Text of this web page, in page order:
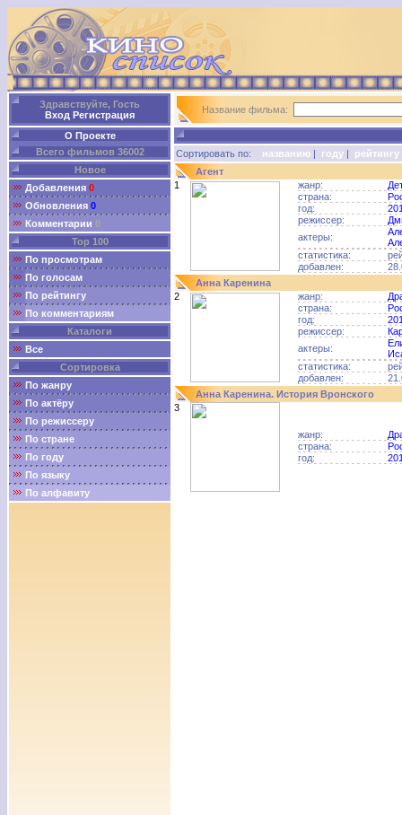
Здравствуйте, Гость
Вход Регистрация
О Проекте
Всего фильмов 36002
Новое
Добавления 0
Обновления 0
Комментарии 0
Top 100
По просмотрам
По голосам
По рейтингу
По комментариям
Каталоги
Все
Сортировка
По жанру
По актёру
По режиссеру
По стране
По году
По языку
По алфавиту
Название фильма:
Сортировать по: названию | году | рейтингу
Агент
1
жанр:
страна:
год:
режиссер:
актеры:
статистика:
добавлен:
Анна Каренина
2
жанр:
страна:
год:
режиссер:
актеры:
статистика:
добавлен:
Анна Каренина. История Вронского
3
жанр:
страна:
год: